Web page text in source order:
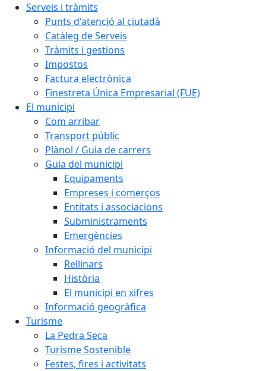
Serveis i tràmits
Punts d'atenció al ciutadà
Catàleg de Serveis
Tràmits i gestions
Impostos
Factura electrònica
Finestreta Única Empresarial (FUE)
El municipi
Com arribar
Transport públic
Plànol / Guia de carrers
Guia del municipi
Equipaments
Empreses i comerços
Entitats i associacions
Subministraments
Emergències
Informació del municipi
Rellinars
Història
El municipi en xifres
Informació geogràfica
Turisme
La Pedra Seca
Turisme Sostenible
Festes, fires i activitats